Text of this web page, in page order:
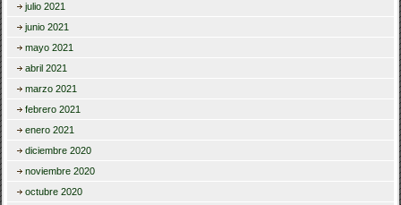
julio 2021
junio 2021
mayo 2021
abril 2021
marzo 2021
febrero 2021
enero 2021
diciembre 2020
noviembre 2020
octubre 2020